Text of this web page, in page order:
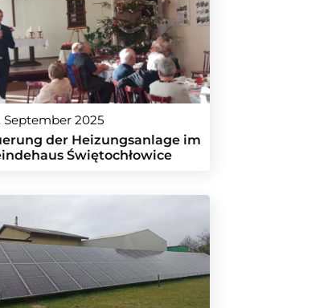
September 2025
der Heizungsanlage im
Świętochłowice